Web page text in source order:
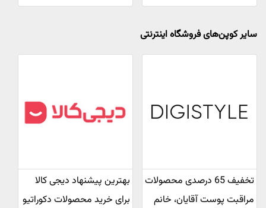
سایر کوپن‌های فروشگاه اینترنتی
تخفیف 65 درصدی محصولات
مراقبت پوست آقایان، خانم
بهترین پیشنهاد دیجی کالا
برای خرید محصولات دکوراتیو